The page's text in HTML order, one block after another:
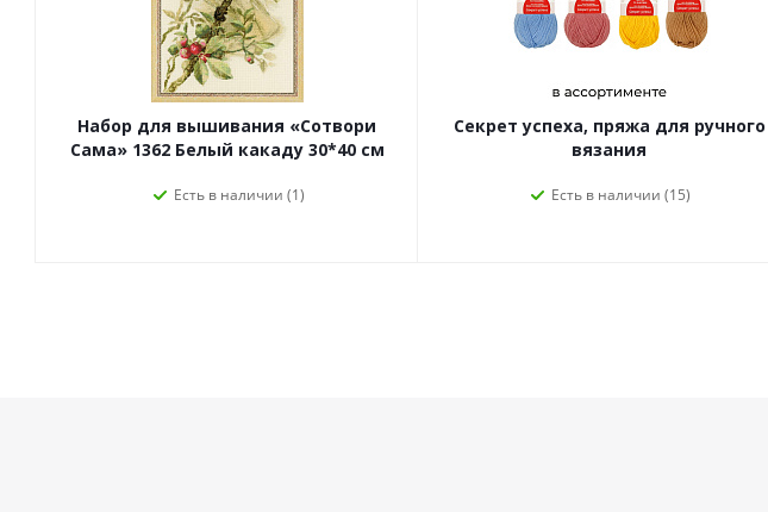
Набор для вышивания «Сотвори
Сама» 1362 Белый какаду 30*40 см
Есть в наличии (1)
Секрет успеха, пряжа для ручного
вязания
Есть в наличии (15)